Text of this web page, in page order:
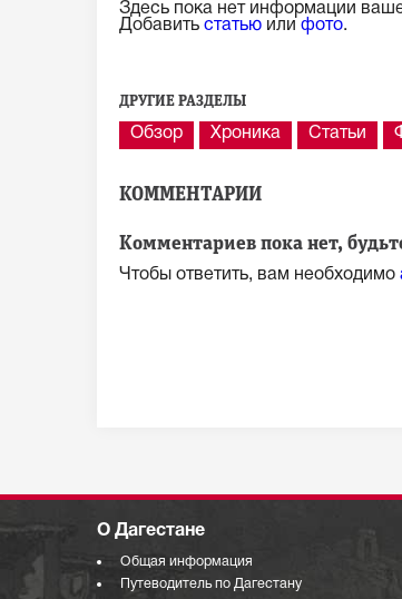
Здесь пока нет информации
Добавить статью или фото.
ДРУГИЕ РАЗДЕЛЫ
Обзор Хроника Статьи
КОММЕНТАРИИ
Комментариев пока нет,
Чтобы ответить, вам необходимо
О Дагестане
Общая информация
Путеводитель по Дагестану